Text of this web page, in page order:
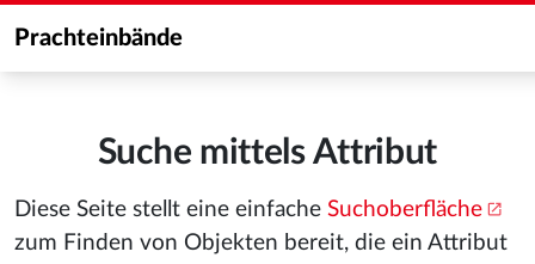
Prachteinbände
Suche mittels Attribut
Diese Seite stellt eine einfache Suchoberfläche
zum Finden von Objekten bereit, die ein Attribut